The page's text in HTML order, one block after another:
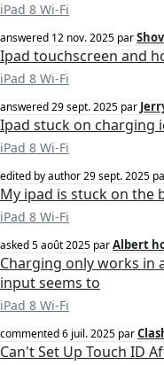
iPad 8 Wi-Fi
answered 12 nov. 2025 par
Ipad touchscreen and
iPad 8 Wi-Fi
answered29 sept. 2025 par
Ipad stuck on charging
iPad 8 Wi-Fi
edited by author29 sept. 2025
My ipad is stuck on the
iPad 8 Wi-Fi
asked5 août 2025 parAlbert
Charging only works in
input seems to
iPad 8 Wi-Fi
commented6 juil. 2025 par
Can't Set Up Touch ID